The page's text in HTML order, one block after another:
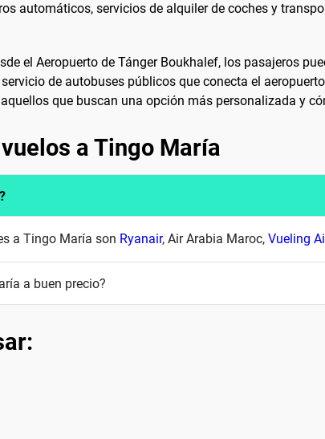
automáticos, servicios de alquiler de coches y
el Aeropuerto de Tánger Boukhalef, los pasajeros
de autobuses públicos que conecta el
que buscan una opción más personalizada y
a Tingo María
a Tingo María son Ryanair, Air Arabia Maroc, Vueling
a buen precio?